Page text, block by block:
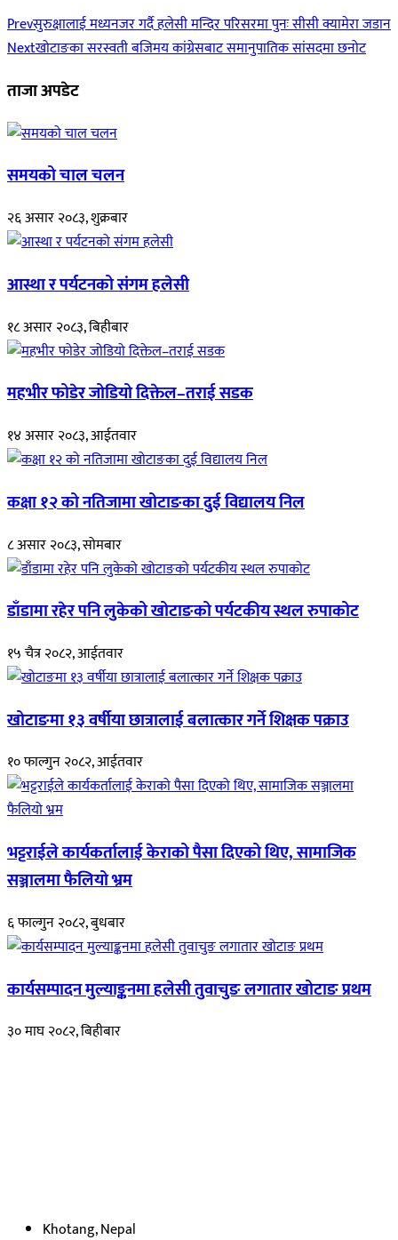
Prevसुरुक्षालाई मध्यनजर गर्दै हलेसी मन्दिर परिसरमा पुनः सीसी क्यामेरा जडान
Nextखोटाङका सरस्वती बजिमय कांग्रेसबाट समानुपातिक सांसदमा छनोट
ताजा अपडेट
समयको चाल चलन
२६ असार २०८३, शुक्रबार
आस्था र पर्यटनको संगम हलेसी
१८ असार २०८३, बिहीबार
महभीर फोडेर जोडियो दिक्तेल–तराई सडक
१४ असार २०८३, आईतवार
कक्षा १२ को नतिजामा खोटाङका दुई विद्यालय निल
८ असार २०८३, सोमबार
डाँडामा रहेर पनि लुकेको खोटाङको पर्यटकीय स्थल रुपाकोट
१५ चैत्र २०८२, आईतवार
खोटाङमा १३ वर्षीया छात्रालाई बलात्कार गर्ने शिक्षक पक्राउ
१० फाल्गुन २०८२, आईतवार
भट्टराईले कार्यकर्तालाई केराको पैसा दिएको थिए, सामाजिक
सञ्जालमा फैलियो भ्रम
६ फाल्गुन २०८२, बुधबार
कार्यसम्पादन मुल्याङ्कनमा हलेसी तुवाचुङ लगातार खोटाङ प्रथम
३० माघ २०८२, बिहीबार
Khotang, Nepal